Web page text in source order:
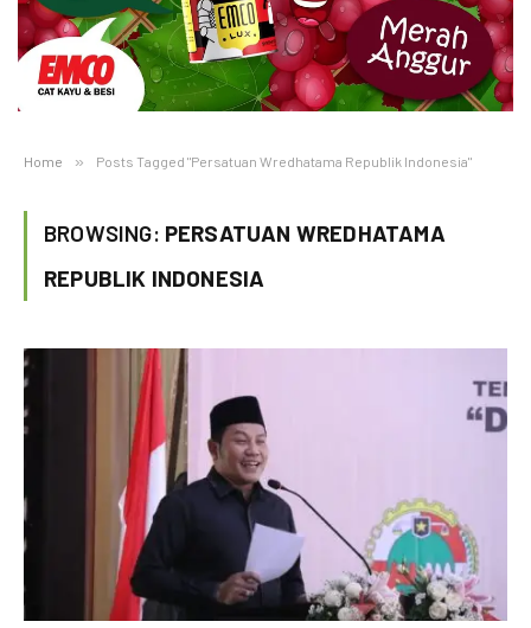
Home » Posts Tagged "Persatuan Wredhatama Republik Indonesia"
BROWSING: PERSATUAN WREDHATAMA
REPUBLIK INDONESIA